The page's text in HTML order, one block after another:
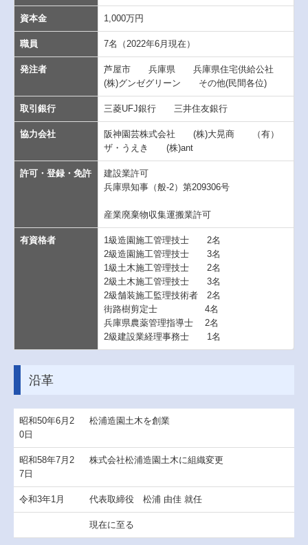
資本金 1,000万円
職員 7名（2022年6月現在）
発注者
芦屋市 兵庫県 兵庫県住宅供給公社
(株)グンゼグリーン その他(民間各位)
取引銀行 三菱UFJ銀行 三井住友銀行
協力会社
阪神園芸株式会社 (株)大晃商 （有）
ザ・うえき (株)ant
許可・登録・免許
建設業許可
兵庫県知事（般-2）第209306号
産業廃棄物収集運搬業許可
有資格者
1級造園施工管理技士 2名
2級造園施工管理技士 3名
1級土木施工管理技士 2名
2級土木施工管理技士 3名
2級舗装施工監理技術者 2名
街路樹剪定士 4名
兵庫県農薬管理指導士 2名
2級建設業経理事務士 1名
沿革
昭和50年6月2
0日
松浦造園土木を創業
昭和58年7月2
7日
株式会社松浦造園土木に組織変更
令和3年1月 代表取締役 松浦 由佳 就任
現在に至る